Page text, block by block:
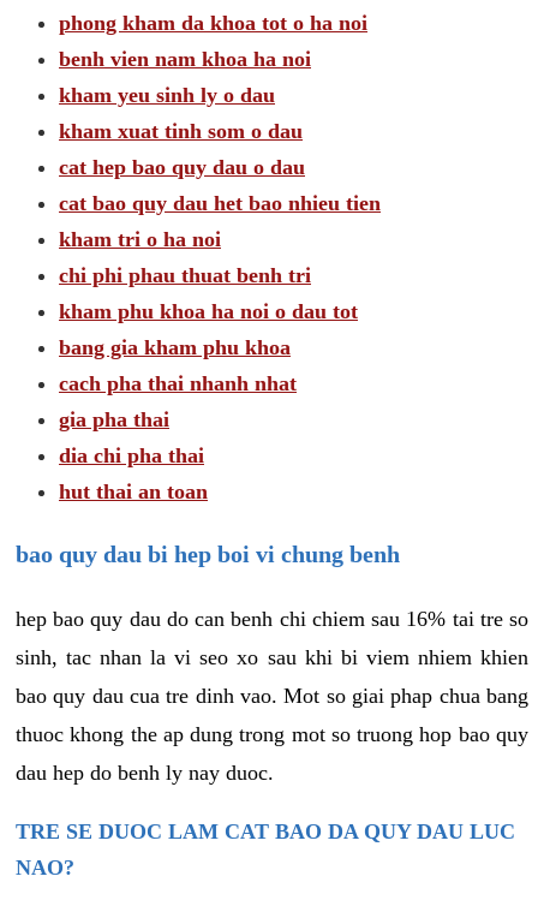
phong kham da khoa tot o ha noi
benh vien nam khoa ha noi
kham yeu sinh ly o dau
kham xuat tinh som o dau
cat hep bao quy dau o dau
cat bao quy dau het bao nhieu tien
kham tri o ha noi
chi phi phau thuat benh tri
kham phu khoa ha noi o dau tot
bang gia kham phu khoa
cach pha thai nhanh nhat
gia pha thai
dia chi pha thai
hut thai an toan
bao quy dau bi hep boi vi chung benh
hep bao quy dau do can benh chi chiem sau 16% tai tre so
sinh, tac nhan la vi seo xo sau khi bi viem nhiem khien
bao quy dau cua tre dinh vao. Mot so giai phap chua bang
thuoc khong the ap dung trong mot so truong hop bao quy
dau hep do benh ly nay duoc.
TRE SE DUOC LAM CAT BAO DA QUY DAU LUC
NAO?